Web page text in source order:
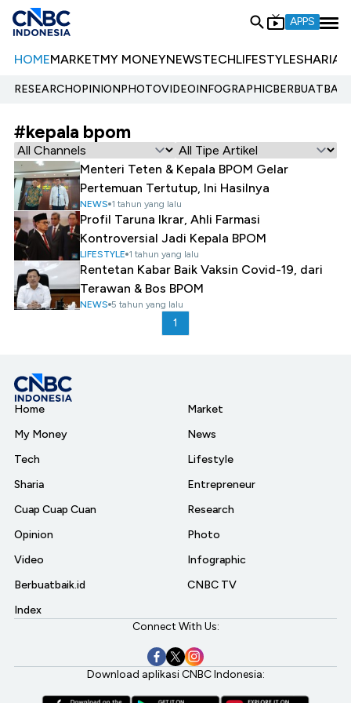
APPS
HOMEMARKETMY MONEYNEWSTECHLIFESTYLESHARIA
RESEARCHOPINIONPHOTOVIDEOINFOGRAPHIC
#kepala bpom
Menteri Teten & Kepala BPOM Gelar
Pertemuan Tertutup, Ini Hasilnya
NEWS 1 tahun yang lalu
Profil Taruna Ikrar, Ahli Farmasi
Kontroversial Jadi Kepala BPOM
LIFESTYLE 1 tahun yang lalu
Rentetan Kabar Baik Vaksin Covid-19, dari
Terawan & Bos BPOM
NEWS 5 tahun yang lalu
1
Home
My Money
Tech
Sharia
Cuap Cuap Cuan
Opinion
Video
Berbuatbaik.id
Index
Market
News
Lifestyle
Entrepreneur
Research
Photo
Infographic
CNBC TV
Connect With Us:
Download aplikasi CNBC Indonesia: